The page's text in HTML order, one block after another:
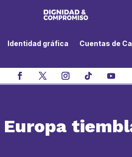
Identidad gráfica Cuentas de